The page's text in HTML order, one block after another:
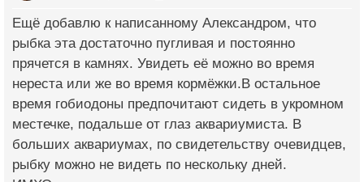
Ещё добавлю к написанному Александром, что
рыбка эта достаточно пугливая и постоянно
прячется в камнях. Увидеть её можно во время
нереста или же во время кормёжки.В остальное
время гобиодоны предпочитают сидеть в укромном
местечке, подальше от глаз аквариумиста. В
больших аквариумах, по свидетельству очевидцев,
рыбку можно не видеть по нескольку дней.